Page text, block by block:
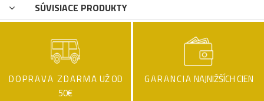
SÚVISIACE PRODUKTY
DOPRAVA ZDARMA UŽ OD
50€
GARANCIA NAJNIŽŠÍCH CIEN